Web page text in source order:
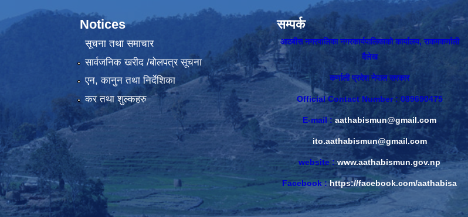
Notices
सूचना तथा समाचार
सार्वजनिक खरीद /बोलपत्र सूचना
एन, कानुन तथा निर्देशिका
कर तथा शुल्कहरु
सम्पर्क
आठबीस नगरपालिका नगरकार्यपालिकाकाे कार्यालय, राकमकर्णाली
दैलेख
कर्णाली प्रदेश नेपाल सरकार
Official Contact Number : 089690475
E-mail :aathabismun@gmail.com
ito.aathabismun@gmail.com
website :www.aathabismun.gov.np
Facebook :https://facebook.com/aathabisa